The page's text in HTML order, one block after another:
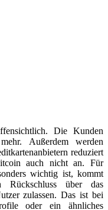
Die Kunden
Außerdem werden
reduziert
auch nicht an. Für
wichtig ist, kommt
Rückschluss über das
zulassen. Das ist bei
oder ein ähnliches